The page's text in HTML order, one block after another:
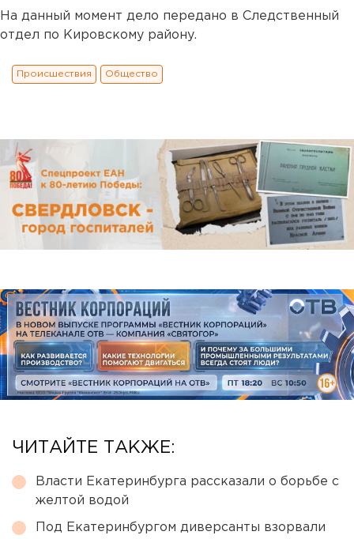
На данный момент дело передано в Следственный
отдел по Кировскому району.
Происшествия Общество
ЧИТАЙТЕ ТАКЖЕ:
Власти Екатеринбурга рассказали о борьбе с
желтой водой
Под Екатеринбургом диверсанты взорвали